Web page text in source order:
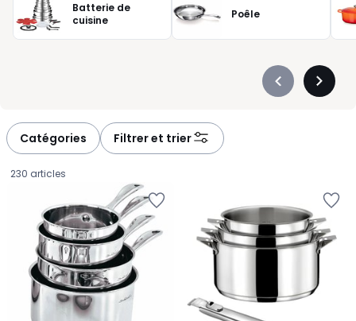
Batterie de
cuisine
Poêle
Précédent
Catégories Filtrer et trier
230 articles